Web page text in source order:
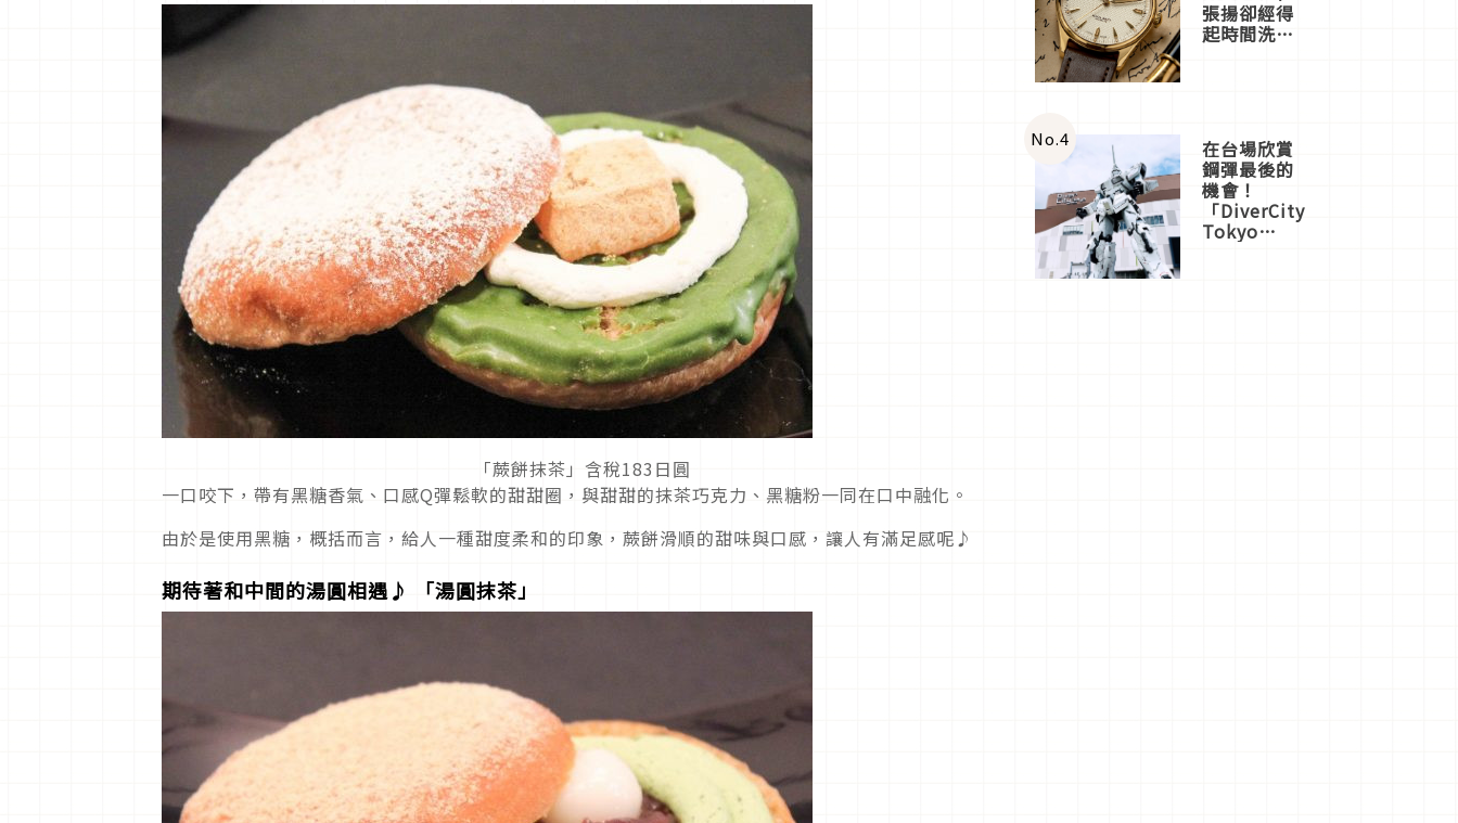
「蕨餅抹茶」含稅183日圓
一口咬下，帶有黑糖香氣、口感Q彈鬆軟的甜甜圈，與甜甜的抹茶巧克力、黑糖粉一同在口中融化。
由於是使用黑糖，概括而言，給人一種甜度柔和的印象，蕨餅滑順的甜味與口感，讓人有滿足感呢♪
期待著和中間的湯圓相遇♪ 「湯圓抹茶」
張揚卻經得
起時間洗鍊
No.4 在台場欣賞
鋼彈最後的
機會！
「DiverCity
Tokyo